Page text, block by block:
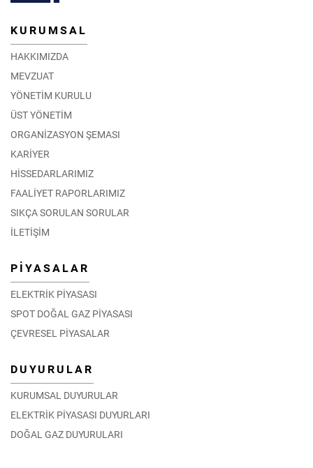
KURUMSAL
HAKKIMIZDA
MEVZUAT
YÖNETİM KURULU
ÜST YÖNETİM
ORGANİZASYON ŞEMASI
KARİYER
HİSSEDARLARIMIZ
FAALİYET RAPORLARIMIZ
SIKÇA SORULAN SORULAR
İLETİŞİM
PİYASALAR
ELEKTRİK PİYASASI
SPOT DOĞAL GAZ PİYASASI
ÇEVRESEL PİYASALAR
DUYURULAR
KURUMSAL DUYURULAR
ELEKTRİK PİYASASI DUYURLARI
DOĞAL GAZ DUYURULARI